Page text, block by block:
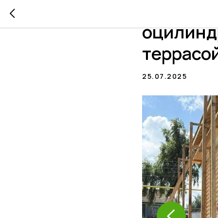
🪵
25.07.2025